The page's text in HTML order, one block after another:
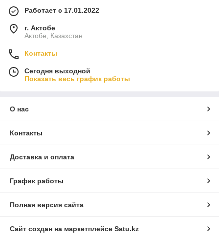
Работает с 17.01.2022
г. Актобе
Актобе, Казахстан
Контакты
Сегодня выходной
Показать весь график работы
О нас
Контакты
Доставка и оплата
График работы
Полная версия сайта
Сайт создан на маркетплейсе Satu.kz